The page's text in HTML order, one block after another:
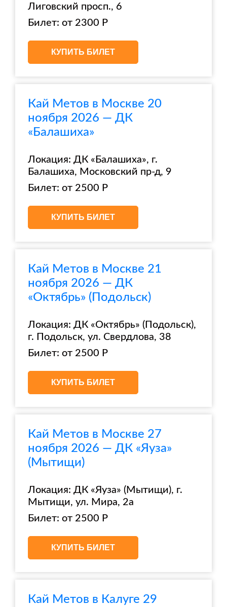
Лиговский просп., 6
Билет: от 2300 Р
КУПИТЬ БИЛЕТ
Кай Метов в Москве 20
ноября 2026 — ДК
«Балашиха»
Локация: ДК «Балашиха», г.
Балашиха, Московский пр-д, 9
Билет: от 2500 Р
КУПИТЬ БИЛЕТ
Кай Метов в Москве 21
ноября 2026 — ДК
«Октябрь» (Подольск)
Локация: ДК «Октябрь» (Подольск),
г. Подольск, ул. Свердлова, 38
Билет: от 2500 Р
КУПИТЬ БИЛЕТ
Кай Метов в Москве 27
ноября 2026 — ДК «Яуза»
(Мытищи)
Локация: ДК «Яуза» (Мытищи), г.
Мытищи, ул. Мира, 2а
Билет: от 2500 Р
КУПИТЬ БИЛЕТ
Кай Метов в Калуге 29